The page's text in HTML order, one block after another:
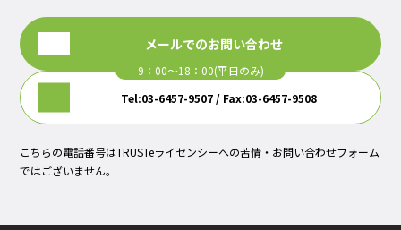
メールでのお問い合わせ
Tel:03-6457-9507 / Fax:03-6457-9508
こちらの電話番号はTRUSTeライセンシーへの苦情・お問い合わせフォーム
ではございません。